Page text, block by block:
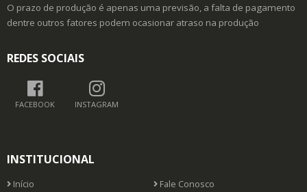
O prazo de produção é apenas uma previsão, a falta de pagamento
dentre outros fatores podem ocasionar atraso na produção
REDES SOCIAIS
FACEBOOK INSTAGRAM
INSTITUCIONAL
Início
Fale Conosco